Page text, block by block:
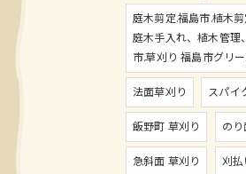
庭木剪定.福島市.植木
庭木手入れ、植木管理
市.草刈り 福島市グリ
法面草刈り
スパイ
飯野町 草刈り
の
急斜面 草刈り
刈